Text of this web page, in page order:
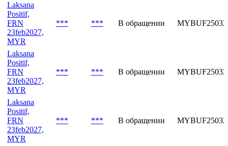
Laksana
Positif,
FRN
23feb2027,
MYR
*** *** В обращении
Laksana
Positif,
FRN
23feb2027,
MYR
*** *** В обращении
Laksana
Positif,
FRN
23feb2027,
MYR
*** *** В обращении